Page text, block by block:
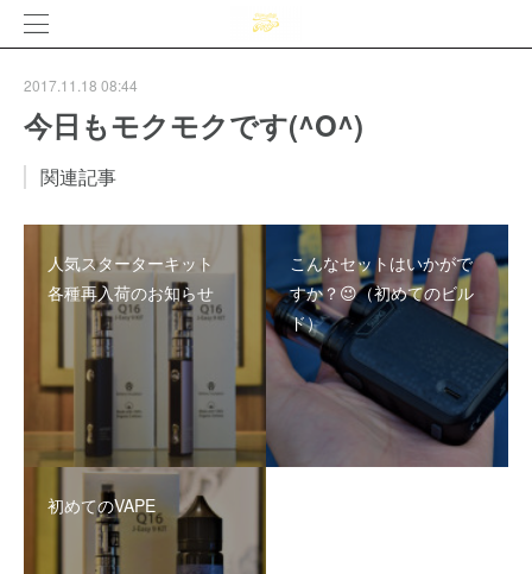
2017.11.18 08:44
今日もモクモクです(^O^)
関連記事
人気スターターキット
各種再入荷のお知らせ
こんなセットはいかがで
すか？😉（初めてのビル
ド）
初めてのVAPE